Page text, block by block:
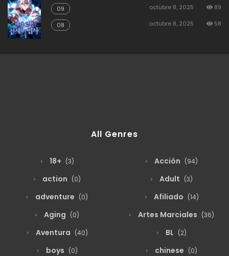
09 octubre 8, 2025 89
08 octubre 8, 2025 58
All Genres
18+ (3) Acción (94)
action (0) Adult (3)
adventure (0) Afiliado (14)
Aging (0) Artes Marciales (36)
Aventura (40) BL (2)
boys (0) chinese (0)